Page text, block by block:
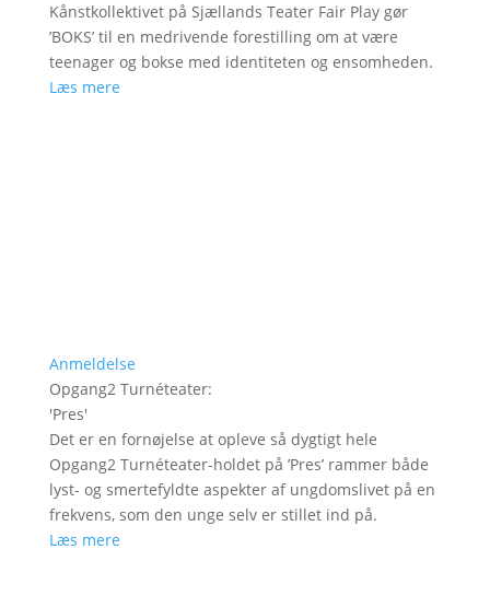
Kånstkollektivet på Sjællands Teater Fair Play gør
’BOKS’ til en medrivende forestilling om at være
teenager og bokse med identiteten og ensomheden.
Læs mere
Anmeldelse
Opgang2 Turnéteater:
'Pres'
Det er en fornøjelse at opleve så dygtigt hele
Opgang2 Turnéteater-holdet på ’Pres’ rammer både
lyst- og smertefyldte aspekter af ungdomslivet på en
frekvens, som den unge selv er stillet ind på.
Læs mere